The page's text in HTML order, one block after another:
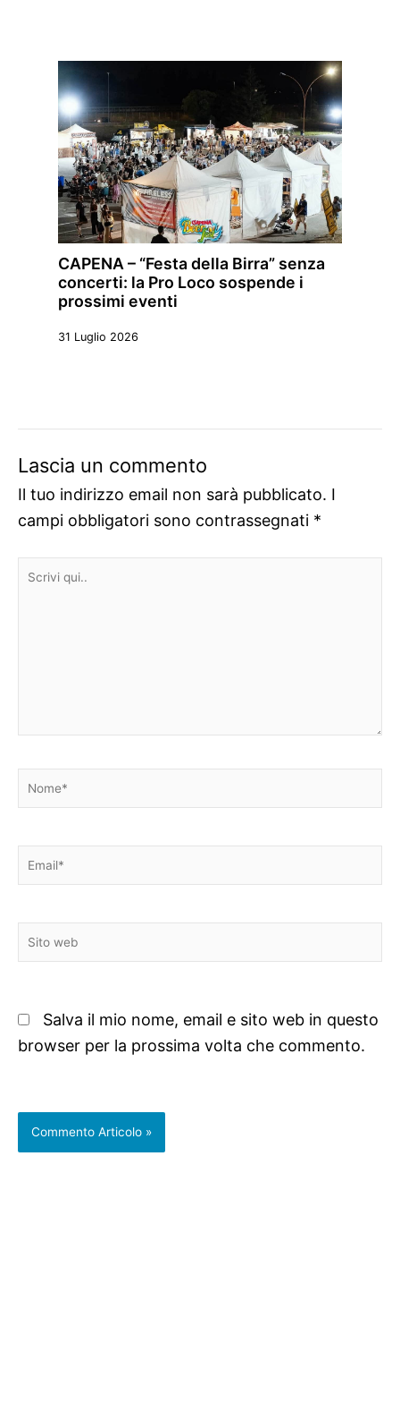
CAPENA – “Festa della Birra” senza
concerti: la Pro Loco sospende i
prossimi eventi
31 Luglio 2026
Lascia un commento
Il tuo indirizzo email non sarà pubblicato. I
campi obbligatori sono contrassegnati *
Scrivi
Nome*
Email*
Sito
web
Salva il mio nome, email e sito web in questo
browser per la prossima volta che commento.